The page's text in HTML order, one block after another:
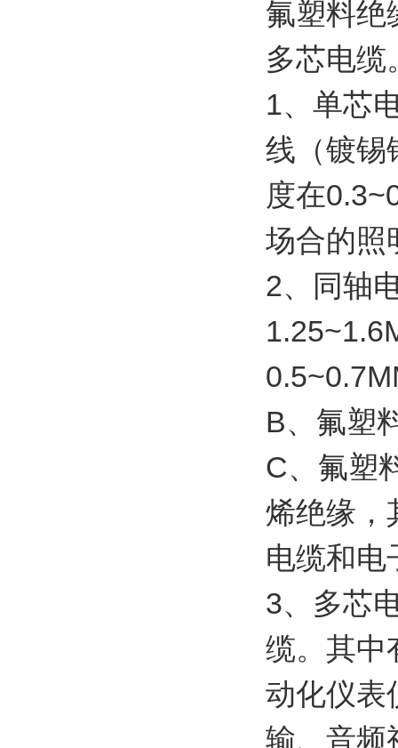
氟塑料绝
多芯电缆
1、单芯
线（镀锡
度在
场合的照
2、同轴
B、氟塑
C、氟塑
烯绝缘，
电缆和电
3、多芯
缆。其中
动化仪表
输、音频